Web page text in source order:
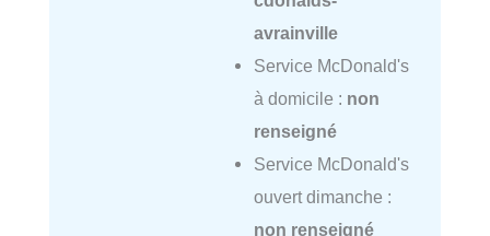
avrainville
Service McDonald's
à domicile : non
renseigné
Service McDonald's
ouvert dimanche :
non renseigné